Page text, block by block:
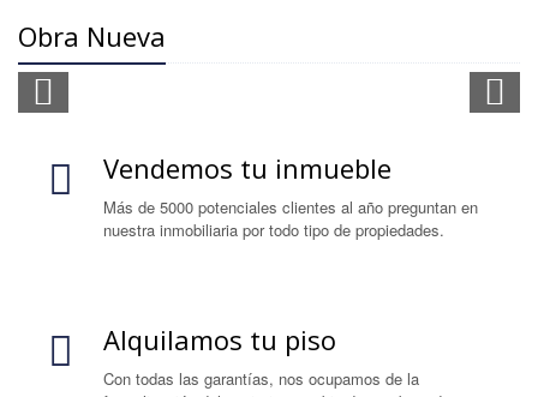
Obra Nueva
Vendemos tu inmueble
Más de 5000 potenciales clientes al año preguntan en
nuestra inmobiliaria por todo tipo de propiedades.
Alquilamos tu piso
Con todas las garantías, nos ocupamos de la